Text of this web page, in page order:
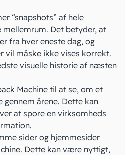
“snapshots” af hele
Det betyder, at
fra hver eneste dag, og
vil måske ikke vises korrekt.
visuelle historie af næsten
Machine til at se, om et
årene. Dette kan
at spore en virksomheds
sider og hjemmesider
Dette kan være nyttigt,